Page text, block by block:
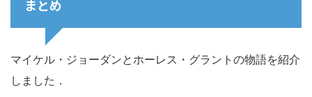
まとめ
マイケル・ジョーダンとホーレス・グラントの物語を紹介
しました．